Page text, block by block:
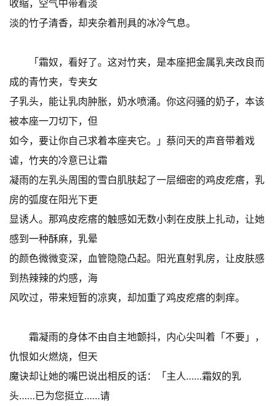
收缩，空气中带着淡
淡的竹子清香，却夹杂着刑具的冰冷气息。
「霜奴，看好了。这对竹夹，是本座把金属乳夹改良而
成的青竹夹，专夹女
子乳头，能让乳肉肿胀，奶水喷涌。你这闷骚的奶子，本该
被本座一刀切下，但
如今，要让你自己求着本座夹它。」蔡问天的声音带着戏
谑，竹夹的冷意已让霜
凝雨的左乳头周围的雪白肌肤起了一层细密的鸡皮疙瘩，乳
房的弧度在阳光下更
显诱人。那鸡皮疙瘩的触感如无数小刺在皮肤上扎动，让她
感到一种酥麻，乳晕
的颜色微微变深，血管隐隐凸起。阳光直射乳房，让皮肤感
到热辣辣的灼感，海
风吹过，带来短暂的凉爽，却加重了鸡皮疙瘩的刺痒。
霜凝雨的身体不由自主地颤抖，内心尖叫着「不要」，
仇恨如火燃烧，但天
魔诀却让她的嘴巴说出相反的话：「主人……霜奴的乳
头……已为您挺立……请